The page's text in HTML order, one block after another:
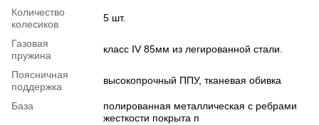
Количество
колесиков
5 шт.
Газовая
пружина
класс IV 85мм из легированной стали.
Поясничная
поддержка
высокопрочный ППУ, тканевая обивка
База
полированная металлическая с ребрами
жесткости покрыта п